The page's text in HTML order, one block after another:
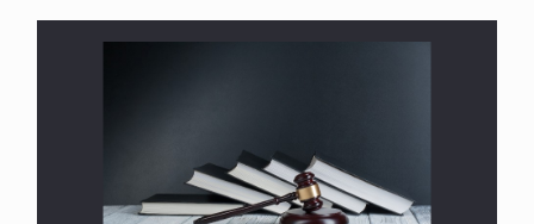
هل يُحسب حول الزكاة وفق السنة الميلادية أو الهجرية؟